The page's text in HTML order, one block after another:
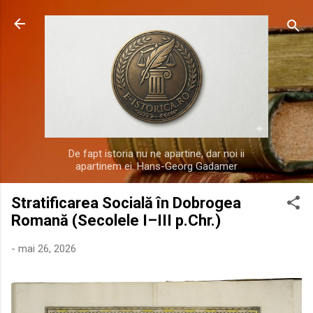
Treceți la conținutul principal
De fapt istoria nu ne apartine, dar noi ii
apartinem ei. Hans-Georg Gadamer
Stratificarea Socială în Dobrogea
Romană (Secolele I–III p.Chr.)
- mai 26, 2026